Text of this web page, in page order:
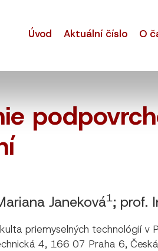
Úvod Aktuální číslo O
Janeková1; prof.
priemyselných technológií
4, 166 07 Praha 6,